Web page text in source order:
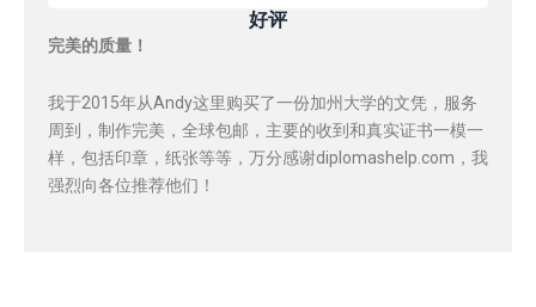
好评
完美的质量！
我于2015年从Andy这里购买了一份加州大学的文凭，服务
周到，制作完美，全球包邮，主要的收到和真实证书一模一
样，包括印章，纸张等等，万分感谢diplomashelp.com，我
强烈向各位推荐他们！